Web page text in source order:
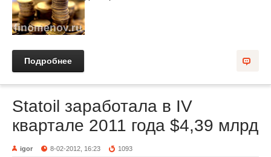
Подробнее
Statoil заработала в IV
квартале 2011 года $4,39 млрд
igor 8-02-2012, 16:23 1093